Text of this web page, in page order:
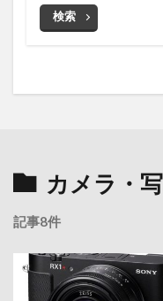
検索
カメラ・
記事8件